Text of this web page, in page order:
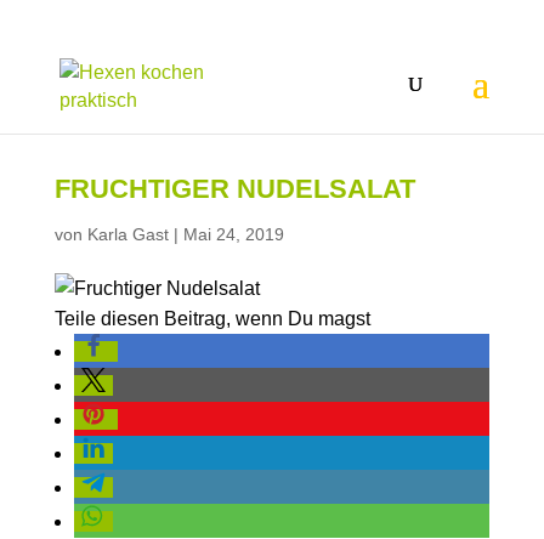
FRUCHTIGER NUDELSALAT
von Karla Gast| Mai 24, 2019
Teile diesen Beitrag, wenn Du magst